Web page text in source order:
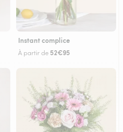
Instant complice
À partir de 52€95